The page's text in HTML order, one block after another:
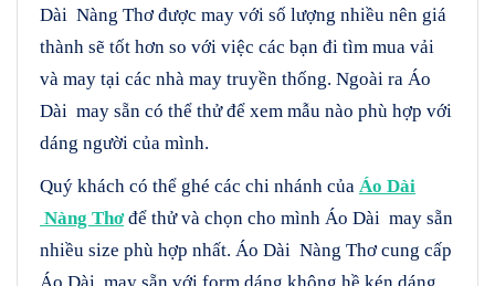
Dài Nàng Thơ được may với số lượng nhiều nên giá
thành sẽ tốt hơn so với việc các bạn đi tìm mua vải
và may tại các nhà may truyền thống. Ngoài ra Áo
Dài may sẵn có thể thử để xem mẫu nào phù hợp với
dáng người của mình.
Quý khách có thể ghé các chi nhánh của Áo Dài
Nàng Thơđể thử và chọn cho mình Áo Dài may sẵn
nhiều size phù hợp nhất. Áo Dài Nàng Thơ cung cấp